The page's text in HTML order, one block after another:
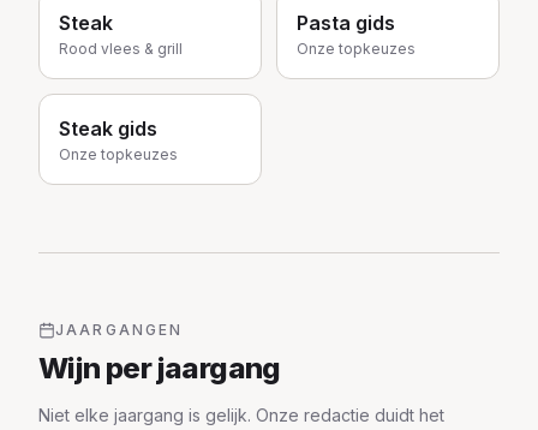
Steak
Rood vlees & grill
Pasta gids
Onze topkeuzes
Steak gids
Onze topkeuzes
JAARGANGEN
Wijn per jaargang
Niet elke jaargang is gelijk. Onze redactie duidt het